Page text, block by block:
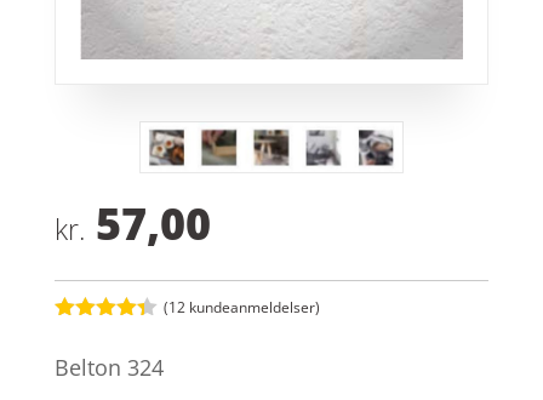
kr. 57,00
ud af 5
(12 kundeanmeldelser)
Belton 324